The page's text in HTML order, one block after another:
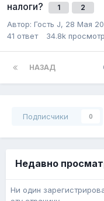
налоги?
1 2
Автор: Гость J, 28 Мая
41 ответ 34.8k
НАЗАД
Подписчики 0
Недавно
Ни один